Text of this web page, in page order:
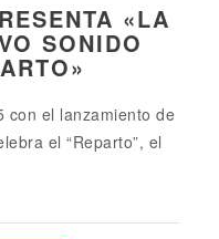
«LA
SONIDO
con el lanzamiento de
el “Reparto”, el